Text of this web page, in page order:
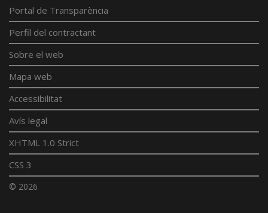
Portal de Transparència
Perfil del contractant
Sobre el web
Mapa web
Accessibilitat
Avís legal
XHTML 1.0 Strict
CSS 3
© 2026